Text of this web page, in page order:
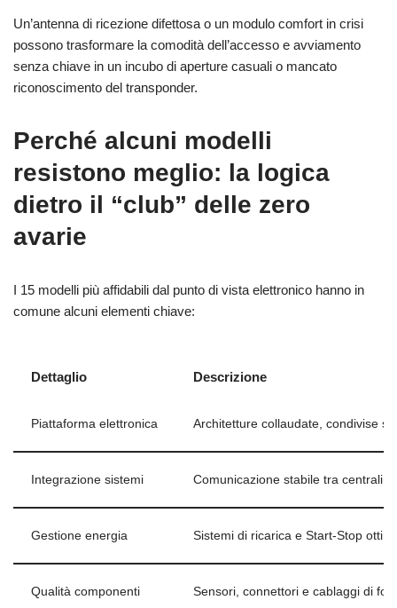
Un’antenna di ricezione difettosa o un modulo comfort in crisi
possono trasformare la comodità dell’accesso e avviamento
senza chiave in un incubo di aperture casuali o mancato
riconoscimento del transponder.
Perché alcuni modelli
resistono meglio: la logica
dietro il “club” delle zero
avarie
I 15 modelli più affidabili dal punto di vista elettronico hanno in
comune alcuni elementi chiave:
Dettaglio Descrizione
Piattaforma elettronica Architetture collaudate, condivise
Integrazione sistemi Comunicazione stabile tra
Gestione energia Sistemi di ricarica e Start-Stop
Qualità componenti Sensori, connettori e cablaggi di